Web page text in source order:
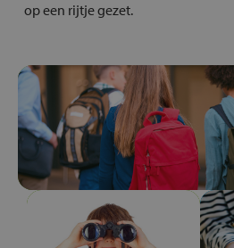
op een rijtje gezet.